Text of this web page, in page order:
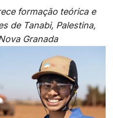
formação teórica e
de Tanabi, Palestina,
Granada